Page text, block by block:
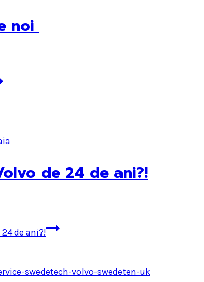
noi
de 24 de ani?!
de ani?!